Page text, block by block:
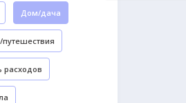
Дом/дача
расходов